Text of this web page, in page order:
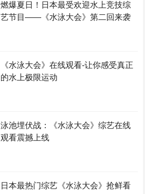
燃爆夏日！日本最受欢迎水上竞技综
艺节目——《水泳大会》第二回来袭
《水泳大会》在线观看-让你感受真正
的水上极限运动
泳池埋伏战：《水泳大会》综艺在线
观看震撼上线
日本最热门综艺《水泳大会》抢鲜看